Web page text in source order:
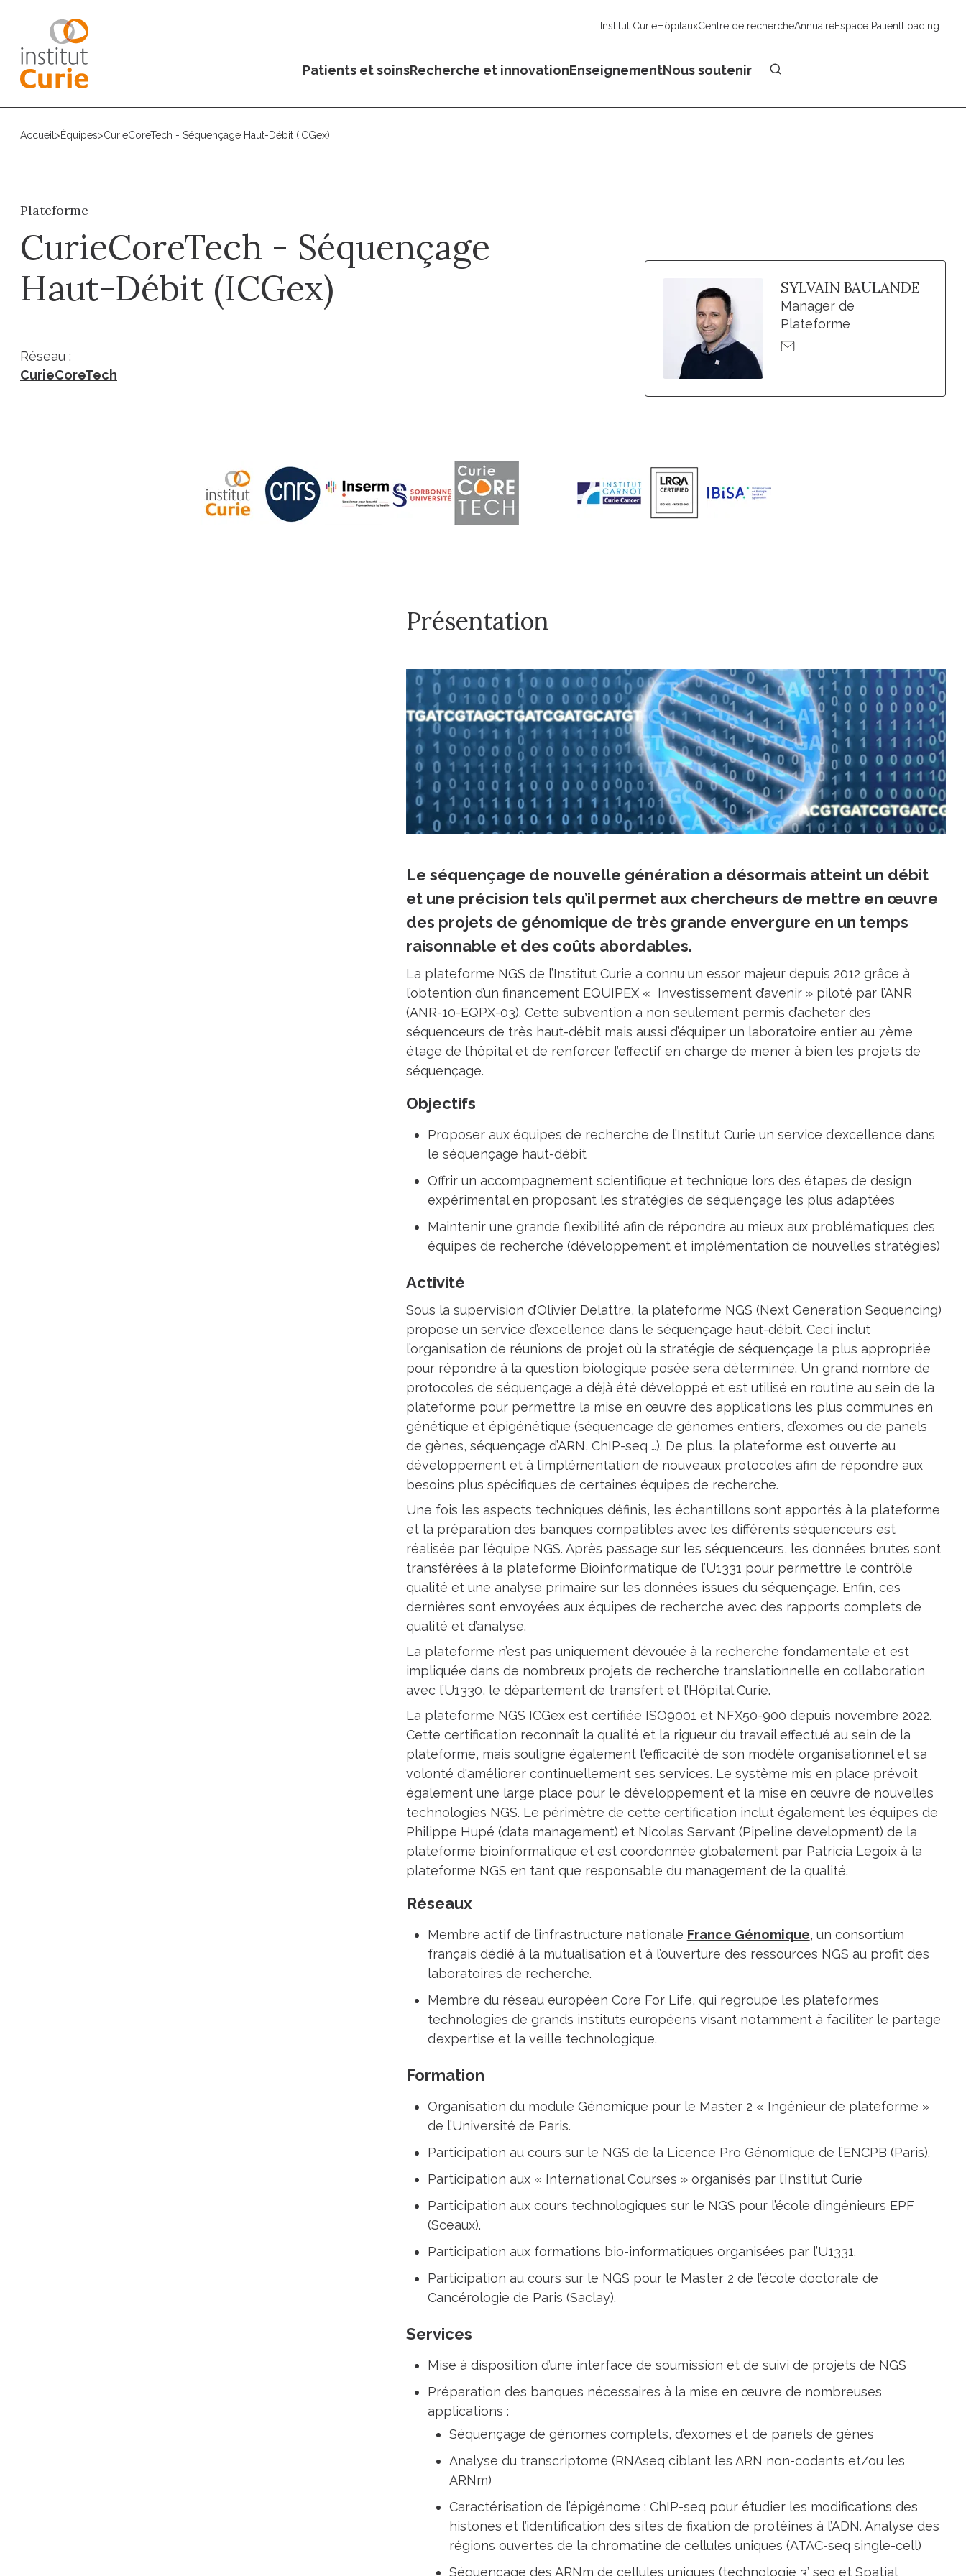
L'Institut CurieHôpitauxCentre de rechercheAnnuaireEspace PatientLoading...
Patients et soinsRecherche et innovationEnseignementNous soutenir
Accueil >Équipes>CurieCoreTech - Séquençage Haut-Débit (ICGex)
Plateforme
CurieCoreTech - Séquençage
Haut-Débit (ICGex)
Réseau :
CurieCoreTech
SYLVAIN BAULANDE
Manager de
Plateforme
Présentation
Le séquençage de nouvelle génération a désormais atteint un débit
et une précision tels qu’il permet aux chercheurs de mettre en œuvre
des projets de génomique de très grande envergure en un temps
raisonnable et des coûts abordables.
La plateforme NGS de l’Institut Curie a connu un essor majeur depuis 2012 grâce à
l’obtention d’un financement EQUIPEX « Investissement d’avenir » piloté par l’ANR
(ANR-10-EQPX-03). Cette subvention a non seulement permis d’acheter des
séquenceurs de très haut-débit mais aussi d’équiper un laboratoire entier au 7ème
étage de l’hôpital et de renforcer l’effectif en charge de mener à bien les projets de
séquençage.
Objectifs
Proposer aux équipes de recherche de l’Institut Curie un service d’excellence dans
le séquençage haut-débit
Offrir un accompagnement scientifique et technique lors des étapes de design
expérimental en proposant les stratégies de séquençage les plus adaptées
Maintenir une grande flexibilité afin de répondre au mieux aux problématiques des
équipes de recherche (développement et implémentation de nouvelles stratégies)
Activité
Sous la supervision d’Olivier Delattre, la plateforme NGS (Next Generation Sequencing)
propose un service d’excellence dans le séquençage haut-débit. Ceci inclut
l’organisation de réunions de projet où la stratégie de séquençage la plus appropriée
pour répondre à la question biologique posée sera déterminée. Un grand nombre de
protocoles de séquençage a déjà été développé et est utilisé en routine au sein de la
plateforme pour permettre la mise en œuvre des applications les plus communes en
génétique et épigénétique (séquencage de génomes entiers, d’exomes ou de panels
de gènes, séquençage d’ARN, ChIP-seq …). De plus, la plateforme est ouverte au
développement et à l’implémentation de nouveaux protocoles afin de répondre aux
besoins plus spécifiques de certaines équipes de recherche.
Une fois les aspects techniques définis, les échantillons sont apportés à la plateforme
et la préparation des banques compatibles avec les différents séquenceurs est
réalisée par l’équipe NGS. Après passage sur les séquenceurs, les données brutes sont
transférées à la plateforme Bioinformatique de l’U1331 pour permettre le contrôle
qualité et une analyse primaire sur les données issues du séquençage. Enfin, ces
dernières sont envoyées aux équipes de recherche avec des rapports complets de
qualité et d’analyse.
La plateforme n’est pas uniquement dévouée à la recherche fondamentale et est
impliquée dans de nombreux projets de recherche translationnelle en collaboration
avec l’U1330, le département de transfert et l’Hôpital Curie.
La plateforme NGS ICGex est certifiée ISO9001 et NFX50-900 depuis novembre 2022.
Cette certification reconnaît la qualité et la rigueur du travail effectué au sein de la
plateforme, mais souligne également l'efficacité de son modèle organisationnel et sa
volonté d'améliorer continuellement ses services. Le système mis en place prévoit
également une large place pour le développement et la mise en œuvre de nouvelles
technologies NGS. Le périmètre de cette certification inclut également les équipes de
Philippe Hupé (data management) et Nicolas Servant (Pipeline development) de la
plateforme bioinformatique et est coordonnée globalement par Patricia Legoix à la
plateforme NGS en tant que responsable du management de la qualité.
Réseaux
Membre actif de l’infrastructure nationale France Génomique, un consortium
français dédié à la mutualisation et à l’ouverture des ressources NGS au profit des
laboratoires de recherche.
Membre du réseau européen Core For Life, qui regroupe les plateformes
technologies de grands instituts européens visant notamment à faciliter le partage
d’expertise et la veille technologique.
Formation
Organisation du module Génomique pour le Master 2 « Ingénieur de plateforme »
de l’Université de Paris.
Participation au cours sur le NGS de la Licence Pro Génomique de l’ENCPB (Paris).
Participation aux « International Courses » organisés par l’Institut Curie
Participation aux cours technologiques sur le NGS pour l’école d’ingénieurs EPF
(Sceaux).
Participation aux formations bio-informatiques organisées par l’U1331.
Participation au cours sur le NGS pour le Master 2 de l’école doctorale de
Cancérologie de Paris (Saclay).
Services
Mise à disposition d’une interface de soumission et de suivi de projets de NGS
Préparation des banques nécessaires à la mise en œuvre de nombreuses
applications :
Séquençage de génomes complets, d’exomes et de panels de gènes
Analyse du transcriptome (RNAseq ciblant les ARN non-codants et/ou les
ARNm)
Caractérisation de l’épigénome : ChIP-seq pour étudier les modifications des
histones et l’identification des sites de fixation de protéines à l’ADN. Analyse des
régions ouvertes de la chromatine de cellules uniques (ATAC-seq single-cell)
Séquençage des ARNm de cellules uniques (technologie 3’ seq et Spatial